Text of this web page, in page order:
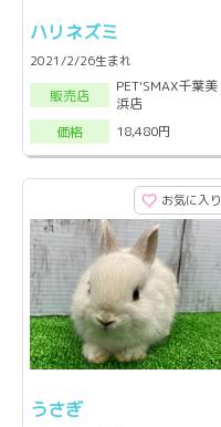
ハリネズミ
2021/2/26生まれ
販売店
PET'SMAX千葉美
浜店
価格
18,480円
お気に入り
うさぎ